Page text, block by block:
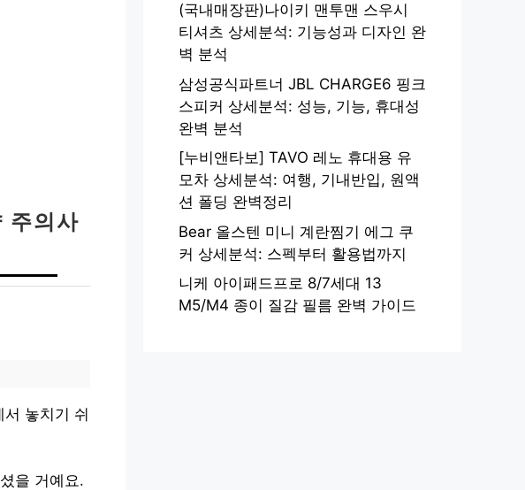
주의사
놓치기 쉬
을 거예요.
(국내매장판)나이키 맨투맨 스우시
티셔츠 상세분석: 기능성과 디자인 완
벽 분석
삼성공식파트너 JBL CHARGE6 핑크
스피커 상세분석: 성능, 기능, 휴대성
완벽 분석
[누비앤타보] TAVO 레노 휴대용 유
모차 상세분석: 여행, 기내반입, 원액
션 폴딩 완벽정리
Bear 올스텐 미니 계란찜기 에그 쿠
커 상세분석: 스펙부터 활용법까지
니케 아이패드프로 8/7세대 13
M5/M4 종이 질감 필름 완벽 가이드